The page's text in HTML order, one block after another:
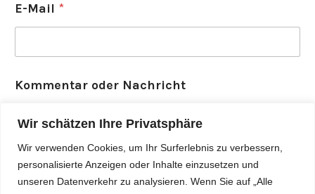
Wir schätzen Ihre Privatsphäre
Wir verwenden Cookies, um Ihr Surferlebnis zu verbessern,
personalisierte Anzeigen oder Inhalte einzusetzen und
unseren Datenverkehr zu analysieren. Wenn Sie auf „Alle
E-Mail *
Kommentar oder Nachricht